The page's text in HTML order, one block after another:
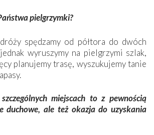
pielgrzymki?
spędzamy od półtora do dwóch
wyruszymy na pielgrzymi szlak,
planujemy trasę, wyszukujemy tanie
miejscach to z pewnością
duchowe, ale też okazja do uzyskania